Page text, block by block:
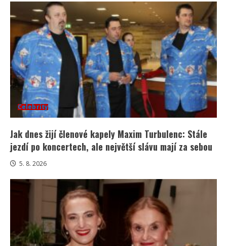
Celebrity
Jak dnes žijí členové kapely Maxim Turbulenc: Stále
jezdí po koncertech, ale největší slávu mají za sebou
5. 8. 2026